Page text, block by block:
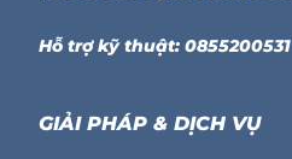
Hỗ trợ kỹ thuật: 0855200531
GIẢI PHÁP & DỊCH VỤ